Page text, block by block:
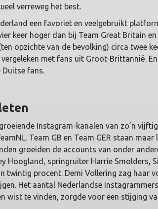
verreweg het best.
een favoriet en veelgebruikt
keer hoger dan bij Team Great Britain en
opzichte van de bevolking) circa twee
met fans uit Groot-Brittannië.
Duitse fans.
Instagram-kanalen van zo’n
Team GB en Team GER staan maar
groeiden de accounts van onder
Hoogland, springruiter Harrie Smolders,
twintig procent. Demi Vollering zag haar
Het aantal Nederlandse
wist te vinden, zorgde voor een stijging